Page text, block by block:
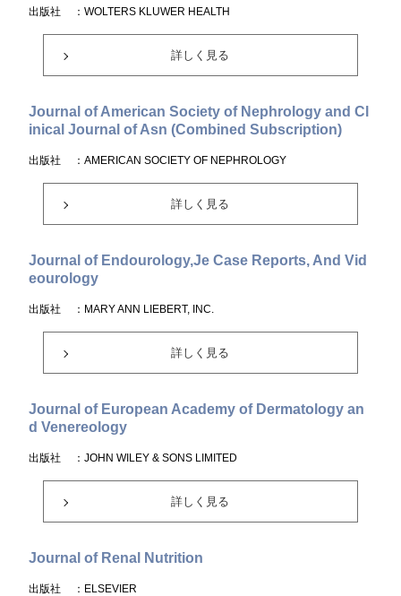
出版社 ：WOLTERS KLUWER HEALTH
詳しく見る
Journal of American Society of Nephrology and Cl
inical Journal of Asn (Combined Subscription)
出版社 ：AMERICAN SOCIETY OF NEPHROLOGY
詳しく見る
Journal of Endourology,Je Case Reports, And Vid
eourology
出版社 ：MARY ANN LIEBERT, INC.
詳しく見る
Journal of European Academy of Dermatology an
d Venereology
出版社 ：JOHN WILEY & SONS LIMITED
詳しく見る
Journal of Renal Nutrition
出版社 ：ELSEVIER